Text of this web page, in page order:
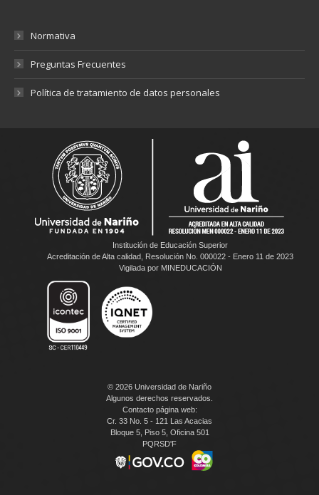
Normativa
Preguntas Frecuentes
Política de tratamiento de datos personales
Institución de Educación Superior
Acreditación de Alta calidad, Resolución No. 000022 - Enero 11 de 2023
Vigilada por MINEDUCACIÓN
© 2026 Universidad de Nariño
Algunos derechos reservados.
Contacto página web:
Cr. 33 No. 5 - 121 Las Acacias
Bloque 5, Piso 5, Oficina 501
PQRSD'F